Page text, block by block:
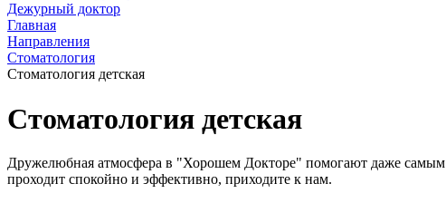
Дежурный доктор
Главная
Направления
Стоматология
Стоматология детская
Стоматология детская
Дружелюбная атмосфера в "Хорошем Докторе" помогают даже
проходит спокойно и эффективно, приходите к нам.